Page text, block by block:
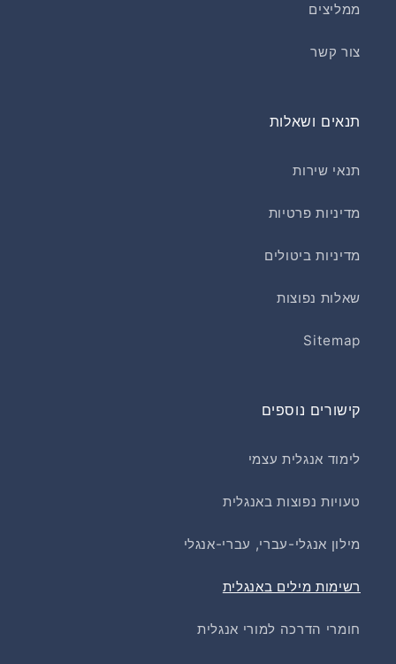
ממליצים
צור קשר
תנאים ושאלות
תנאי שירות
מדיניות פרטיות
מדיניות ביטולים
שאלות נפוצות
Sitemap
קישורים נוספים
לימוד אנגלית עצמי
טעויות נפוצות באנגלית
מילון אנגלי-עברי, עברי-אנגלי
רשימות מילים באנגלית
חומרי הדרכה למורי אנגלית